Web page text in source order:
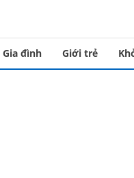
Gia đình Giới trẻ